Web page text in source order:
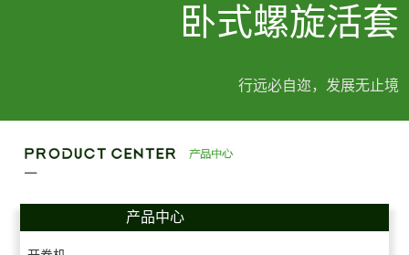
卧式螺旋活套
行远必自迩，发展无止境
产品中心